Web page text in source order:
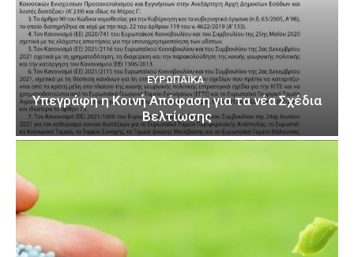
ΕΥΡΩΠΑΪΚΆ
Υπεγράφη η Κοινή Απόφαση για τα νέα Σχέδια
Βελτίωσης